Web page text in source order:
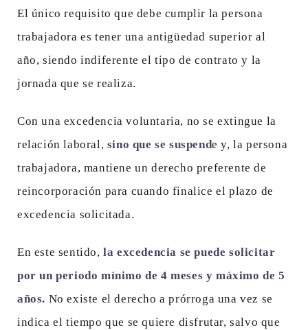
El único requisito que debe cumplir la persona
trabajadora es tener una antigüedad superior al
año, siendo indiferente el tipo de contrato y la
jornada que se realiza.
Con una excedencia voluntaria, no se extingue la
relación laboral, sino que se suspende y, la persona
trabajadora, mantiene un derecho preferente de
reincorporación para cuando finalice el plazo de
excedencia solicitada.
En este sentido,la excedencia se puede solicitar
por un periodo mínimo de 4 meses y máximo de 5
años. No existe el derecho a prórroga una vez se
indica el tiempo que se quiere disfrutar, salvo que